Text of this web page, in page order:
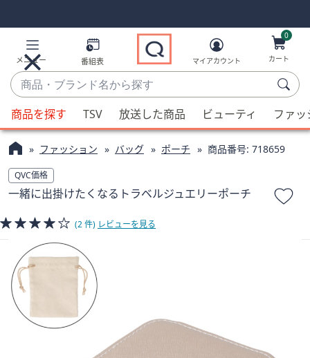
Links
Links2
メニュー 番組表
商
品・
ブ
ラ
ン
名
か
探
候
補
が
利
用
可
な
合、
上
下
の
マイアカウント
0
カート
商品を探す TSV 放送した商品 ビューティ ファ
ファッション バッグ ポーチ 商品番号: 718659
QVC価格
一緒に出掛けたくなるトラベルジュエリーポーチ
(2 件) レビューを見る